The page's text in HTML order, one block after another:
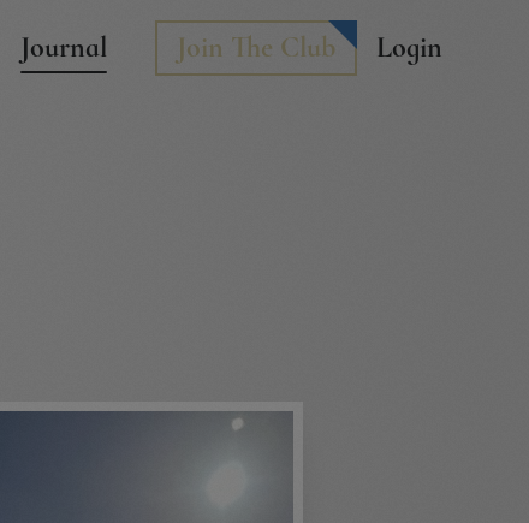
Journal Join The Club Login